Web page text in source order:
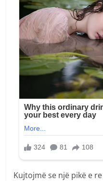
Kujtojmë se një pikë e